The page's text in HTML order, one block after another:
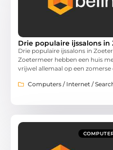
Drie populaire ijssalons in
Drie populaire ijssalons in
Zoetermeer hebben een huis
vrijwel allemaal op een zomerse
Computers / Internet /